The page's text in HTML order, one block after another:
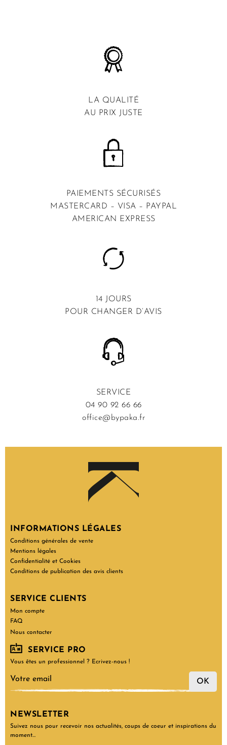
LA QUALITÉ
AU PRIX JUSTE
PAIEMENTS SÉCURISÉS
MASTERCARD – VISA – PAYPAL
AMERICAN EXPRESS
14 JOURS
POUR CHANGER D’AVIS
SERVICE
04 90 92 66 66
office@bypaka.fr
INFORMATIONS LÉGALES
Conditions générales de vente
Mentions légales
Confidentialité et Cookies
Conditions de publication des avis clients
SERVICE CLIENTS
Mon compte
FAQ
Nous contacter
SERVICE PRO
Vous êtes un professionnel ? Ecrivez-nous !
OK
NEWSLETTER
Suivez nous pour recevoir nos actualités, coups de coeur et inspirations du
moment…